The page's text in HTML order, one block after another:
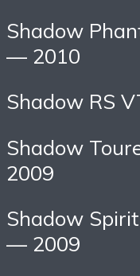
Shadow
— 2010
Shadow RS
Shadow
2009
Shadow
— 2009